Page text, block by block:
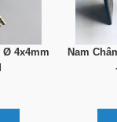
Ø 4x4mm
Nam